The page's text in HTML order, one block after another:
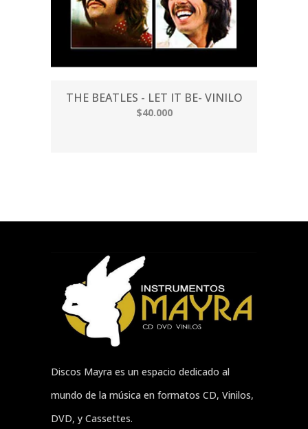
THE BEATLES - LET IT BE- VINILO
$40.000
Discos Mayra es un espacio dedicado al
mundo de la música en formatos CD, Vinilos,
DVD, y Cassettes.